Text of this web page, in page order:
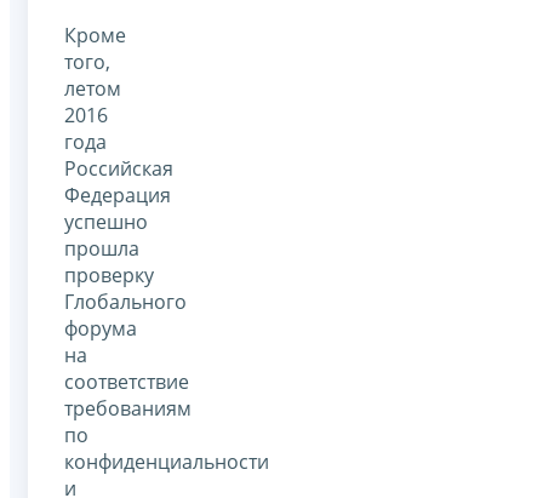
Кроме
того,
летом
2016
года
Российская
Федерация
успешно
прошла
проверку
Глобального
форума
на
соответствие
требованиям
по
конфиденциальности
и